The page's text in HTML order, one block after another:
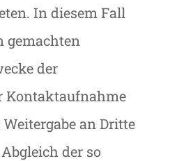
In diesem Fall
gemachten
der
Kontaktaufnahme
an Dritte
der so